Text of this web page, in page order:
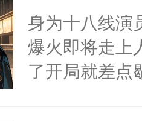
间变脸背叛
的恶事他都对
一个权力滔天
右男主又报
身为十八线演
爆火即将走上
了开局就差